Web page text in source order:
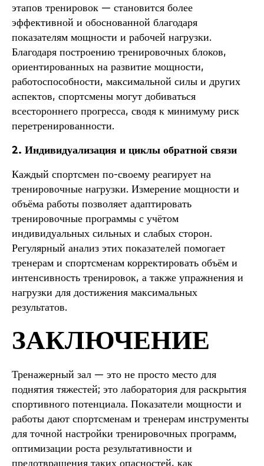
этапов тренировок — становится более
эффективной и обоснованной благодаря
показателям мощности и рабочей нагрузки.
Благодаря построению тренировочных блоков,
ориентированных на развитие мощности,
работоспособности, максимальной силы и других
аспектов, спортсмены могут добиваться
всестороннего прогресса, сводя к минимуму риск
перетренированности.
2. Индивидуализация и циклы обратной связи
Каждый спортсмен по-своему реагирует на
тренировочные нагрузки. Измерение мощности и
объёма работы позволяет адаптировать
тренировочные программы с учётом
индивидуальных сильных и слабых сторон.
Регулярный анализ этих показателей помогает
тренерам и спортсменам корректировать объём и
интенсивность тренировок, а также упражнения и
нагрузки для достижения максимальных
результатов.
ЗАКЛЮЧЕНИЕ
Тренажерный зал — это не просто место для
поднятия тяжестей; это лаборатория для раскрытия
спортивного потенциала. Показатели мощности и
работы дают спортсменам и тренерам инструменты
для точной настройки тренировочных программ,
оптимизации роста результативности и
предотвращения таких опасностей, как